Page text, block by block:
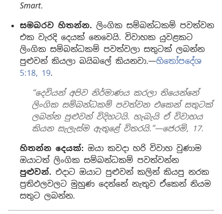
Smart.
සමබරව හිතන්න. ලිංගික සම්බන්ධකම් පවත්වන
එක වැරදි දෙයක් නෙවෙයි. විවාහක යුවළකට
ලිංගික සම්බන්ධකම් පවත්වලා සතුටක් ලබන්න
පුළුවන් කියලා බයිබලේ කියනවා.—හිතෝපදේශ
5:18, 19.
“දෙවියන් අපිව නිර්මාණය කරලා තියෙන්නේ
ලිංගික සම්බන්ධකම් පවත්වන එකෙන් සතුටක්
ලබන්න පුළුවන් විදිහටයි. හැබැයි ඒ විවාහය
කියන සැලැස්ම ඇතුළේ විතරයි.”—ජෙරමි, 17.
හිතන්න දෙයක්: ඔයා කවදා හරි විවාහ වුණාම
ඔයාටත් ලිංගික සම්බන්ධකම් පවත්වන්න
පුළුවන්. එදාට ඔයාට පුළුවන් කලින් කියපු නරක
ප්‍රතිඵලවලට මුහුණ දෙන්නේ නැතුව ඒකෙන් නියම
සතුට ලබන්න.